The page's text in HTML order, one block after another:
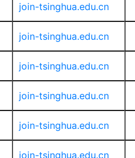
join-tsinghua.edu.cn
join-tsinghua.edu.cn
join-tsinghua.edu.cn
join-tsinghua.edu.cn
join-tsinghua.edu.cn
join-tsinghua.edu.cn